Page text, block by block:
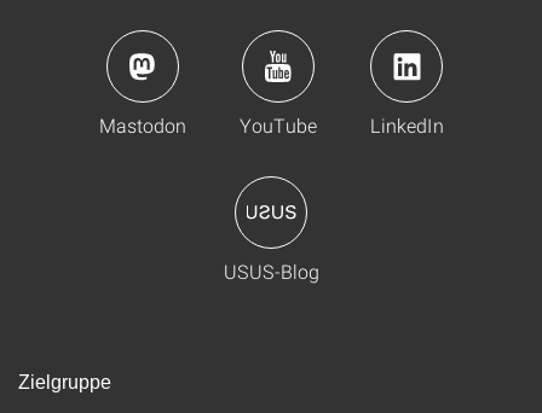
Mastodon YouTube LinkedIn
USUS-Blog
Zielgruppe